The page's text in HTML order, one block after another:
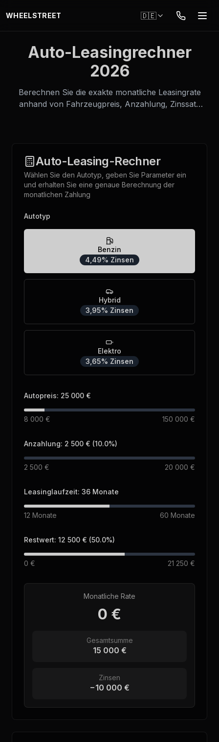
WHEELSTREET 🇩🇪
Auto-Leasingrechner
2026
Berechnen Sie die exakte monatliche Leasingrate
anhand von Fahrzeugpreis, Anzahlung, Zinssatz
Auto-Leasing-Rechner
Wählen Sie den Autotyp, geben Sie Parameter ein
und erhalten Sie eine genaue Berechnung der
monatlichen Zahlung
Autotyp
Benzin
4,49% Zinsen
Hybrid
3,95% Zinsen
Elektro
3,65% Zinsen
Autopreis: 25 000 €
8 000 € 150 000 €
Anzahlung: 2 500 € (10.0%)
2 500 € 20 000 €
Leasinglaufzeit: 36 Monate
12 Monate 60 Monate
Restwert: 12 500 € (50.0%)
0 € 21 250 €
Monatliche Rate
0 €
Gesamtsumme
15 000 €
Zinsen
−10 000 €